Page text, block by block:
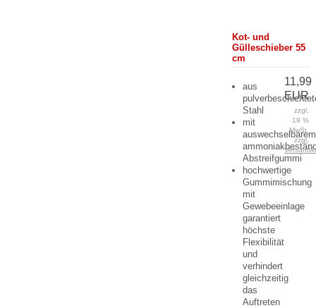
Kot- und
Gülleschieber 55
cm
aus
Stahl
mit
Abstreifgummi
hochwertige
Gummimischung
mit
Gewebeeinlage
garantiert
höchste
Flexibilität
und
verhindert
gleichzeitig
das
Auftreten
11,99
EUR
zzgl.
19 %
MwSt.
zzgl.